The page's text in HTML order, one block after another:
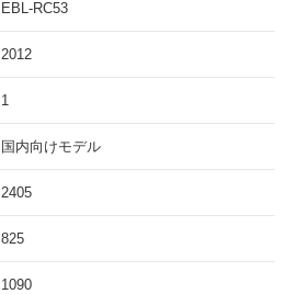
EBL-RC53
2012
1
国内向けモデル
2405
825
1090